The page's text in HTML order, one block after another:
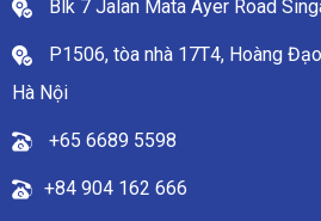
Blk 7 Jalan Mata Ayer Road
P1506, tòa nhà 17T4, Hoàng
Hà Nội
+65 6689 5598
+84 904 162 666